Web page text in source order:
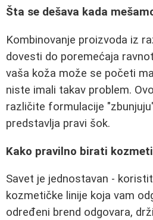
Šta se dešava kada
Kombinovanje proizvoda iz
dovesti do poremećaja
vaša koža može se početi
niste imali takav problem.
različite formulacije
predstavlja pravi šok.
Kako pravilno birati
Savet je jednostavan -
kozmetičke linije koja vam
određeni brend odgovara,